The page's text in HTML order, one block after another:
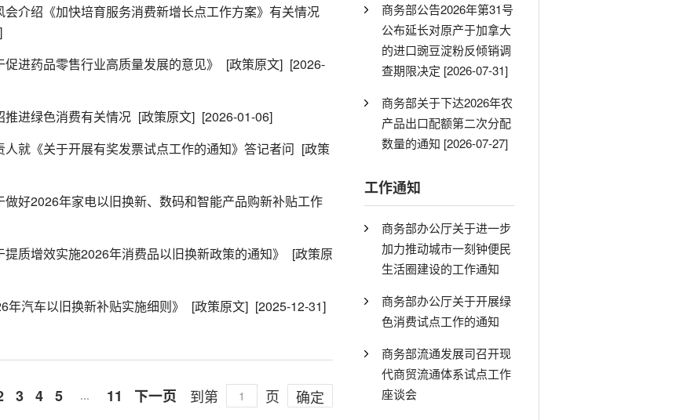
介绍《加快培育服务消费新增长点工作方案》有关情况
进药品零售行业高质量发展的意见》
[政策原文] [2026-
进绿色消费有关情况 [政策原文] [2026-01-06]
就《关于开展有奖发票试点工作的通知》答记者问 [政策
好2026年家电以旧换新、数码和智能产品购新补贴工作
质增效实施2026年消费品以旧换新政策的通知》
[政策原
汽车以旧换新补贴实施细则》
[政策原文] [2025-12-31]
3 4 5 … 11 下一页 到第 页 确定
商务部公告2026年第31号
公布延长对原产于加拿大
的进口豌豆淀粉反倾销调
查期限决定 [2026-07-31]
商务部关于下达2026年农
产品出口配额第二次分配
数量的通知 [2026-07-27]
工作通知
商务部办公厅关于进一步
加力推动城市一刻钟便民
生活圈建设的工作通知
商务部办公厅关于开展绿
色消费试点工作的通知
商务部流通发展司召开现
代商贸流通体系试点工作
座谈会